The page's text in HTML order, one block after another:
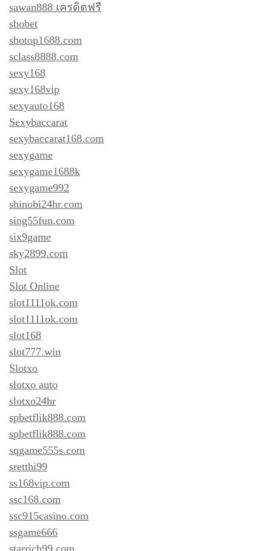
sawan888 เครดิตฟรี
sbobet
sbotop1688.com
sclass8888.com
sexy168
sexy168vip
sexyauto168
Sexybaccarat
sexybaccarat168.com
sexygame
sexygame1688k
sexygame992
shinobi24hr.com
sing55fun.com
six9game
sky2899.com
Slot
Slot Online
slot1111ok.com
slot1111ok.com
slot168
slot777.win
Slotxo
slotxo auto
slotxo24hr
spbetflik888.com
spbetflik888.com
sqgame555s.com
sretthi99
ss168vip.com
ssc168.com
ssc915casino.com
ssgame666
starrich99.com